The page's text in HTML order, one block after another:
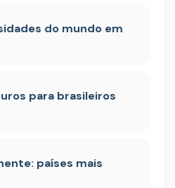
do mundo em
para brasileiros
países mais